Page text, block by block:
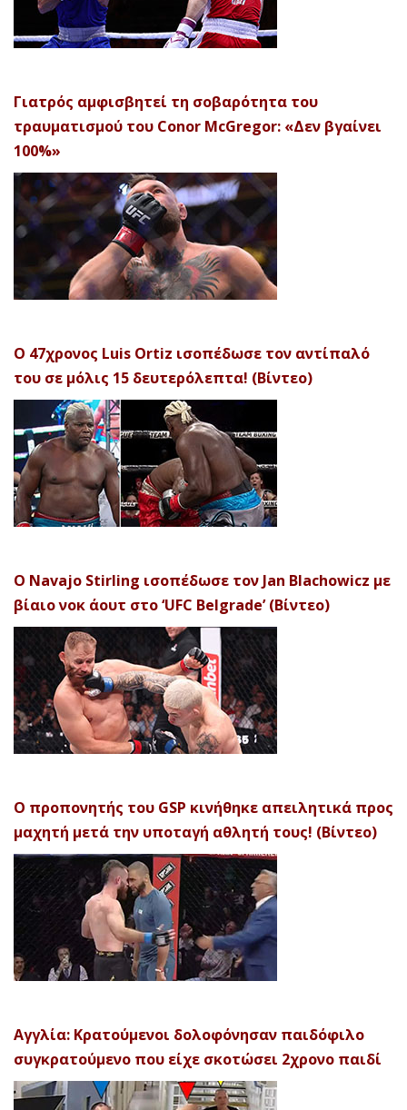
Γιατρός αμφισβητεί τη σοβαρότητα του
τραυματισμού του Conor McGregor: «Δεν βγαίνει
100%»
Ο 47χρονος Luis Ortiz ισοπέδωσε τον αντίπαλό
του σε μόλις 15 δευτερόλεπτα! (Βίντεο)
Ο Navajo Stirling ισοπέδωσε τον Jan Blachowicz με
βίαιο νοκ άουτ στο ‘UFC Belgrade’ (Βίντεο)
Ο προπονητής του GSP κινήθηκε απειλητικά προς
μαχητή μετά την υποταγή αθλητή τους! (Βίντεο)
Αγγλία: Κρατούμενοι δολοφόνησαν παιδόφιλο
συγκρατούμενο που είχε σκοτώσει 2χρονο παιδί